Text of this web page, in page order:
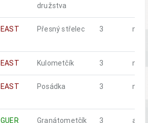
družstva
EAST Přesný střelec 3 ne
EAST Kulometčík 3 ne
EAST Posádka 3 ne
GUER Granátometčík 3 ano